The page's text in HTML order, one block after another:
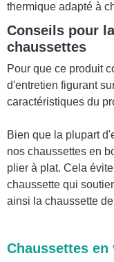
thermique adapté à
Conseils pour
chaussettes
Pour que ce produit
d'entretien figurant
caractéristiques du
Bien que la plupart
nos chaussettes en
plier à plat. Cela
chaussette qui
ainsi la chaussette
Chaussettes en